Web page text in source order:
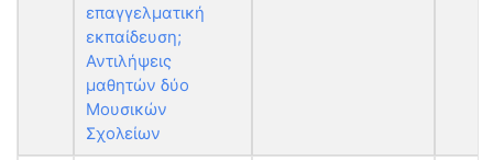
επαγγελματική
εκπαίδευση;
Αντιλήψεις
μαθητών δύο
Μουσικών
Σχολείων